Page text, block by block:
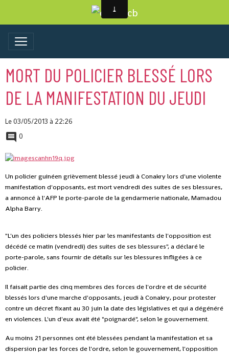
MORT DU POLICIER BLESSÉ LORS
DE LA MANIFESTATION DU JEUDI
Le 03/05/2013 à 22:26
0
Un policier guinéen grièvement blessé jeudi à Conakry lors d'une violente
manifestation d'opposants, est mort vendredi des suites de ses blessures,
a annoncé à l'AFP le porte-parole de la gendarmerie nationale, Mamadou
Alpha Barry.
"L'un des policiers blessés hier par les manifestants de l'opposition est
décédé ce matin (vendredi) des suites de ses blessures", a déclaré le
porte-parole, sans fournir de détails sur les blessures infligées à ce
policier.
Il faisait partie des cinq membres des forces de l'ordre et de sécurité
blessés lors d'une marche d'opposants, jeudi à Conakry, pour protester
contre un décret fixant au 30 juin la date des législatives et qui a dégénéré
en violences. L'un d'eux avait été "poignardé", selon le gouvernement.
Au moins 21 personnes ont été blessées pendant la manifestation et sa
dispersion par les forces de l'ordre, selon le gouvernement, l'opposition